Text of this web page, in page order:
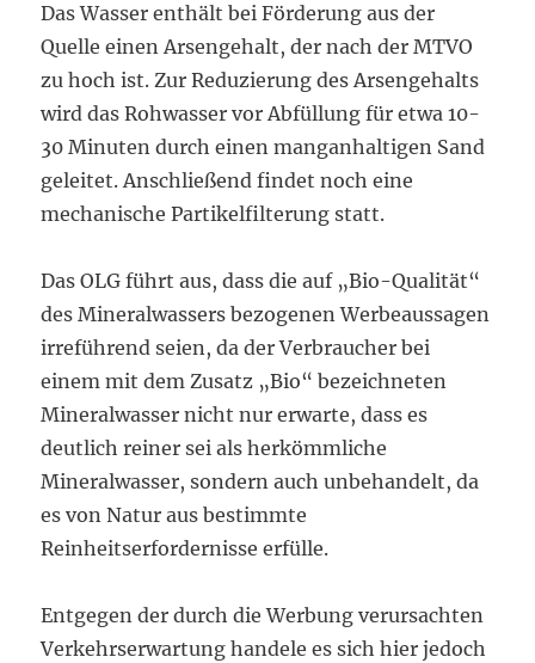
Das Wasser enthält bei Förderung aus der
Quelle einen Arsengehalt, der nach der MTVO
zu hoch ist. Zur Reduzierung des Arsengehalts
wird das Rohwasser vor Abfüllung für etwa 10-
30 Minuten durch einen manganhaltigen Sand
geleitet. Anschließend findet noch eine
mechanische Partikelfilterung statt.
Das OLG führt aus, dass die auf „Bio-Qualität“
des Mineralwassers bezogenen Werbeaussagen
irreführend seien, da der Verbraucher bei
einem mit dem Zusatz „Bio“ bezeichneten
Mineralwasser nicht nur erwarte, dass es
deutlich reiner sei als herkömmliche
Mineralwasser, sondern auch unbehandelt, da
es von Natur aus bestimmte
Reinheitserfordernisse erfülle.
Entgegen der durch die Werbung verursachten
Verkehrserwartung handele es sich hier jedoch